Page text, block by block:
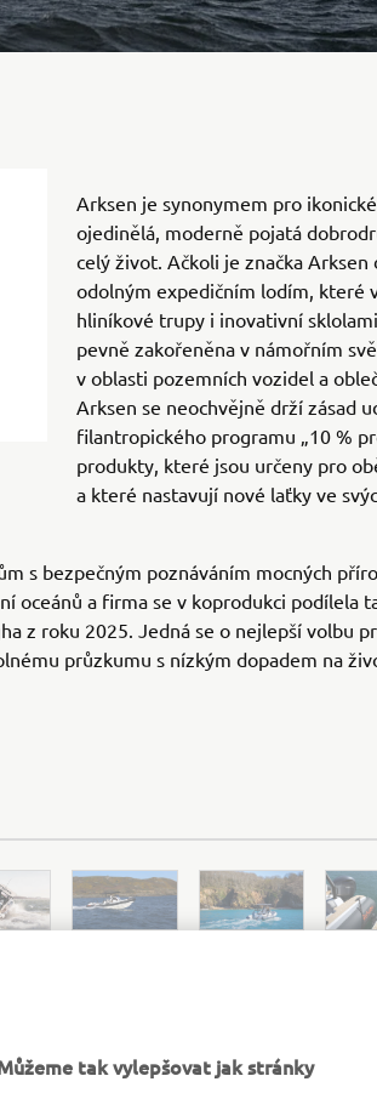
Arksen je synonymem pro
ojedinělá, moderně pojatá
celý život. Ačkoli je značka Arksen
odolným expedičním lodím, které
hliníkové trupy i inovativní
pevně zakořeněna v námořním
v oblasti pozemních vozidel a
Arksen se neochvějně drží zásad
filantropického programu „10 %
produkty, které jsou určeny pro
a které nastavují nové laťky ve
s bezpečným poznáváním mocných
oceánů a firma se v koprodukci podílela
z roku 2025. Jedná se o nejlepší volbu
průzkumu s nízkým dopadem na
STRÁNKY ARKSEN